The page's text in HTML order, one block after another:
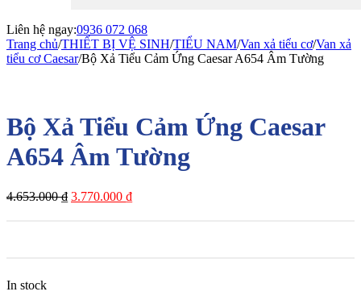
Liên hệ ngay:0936 072 068
Trang chủ/THIẾT BỊ VỆ SINH/TIỂU NAM/Van xả tiểu cơ/Van xả
tiểu cơ Caesar/Bộ Xả Tiểu Cảm Ứng Caesar A654 Âm Tường
Bộ Xả Tiểu Cảm Ứng Caesar
A654 Âm Tường
4.653.000₫ Giá
3.770.000 ₫Giá
In stock